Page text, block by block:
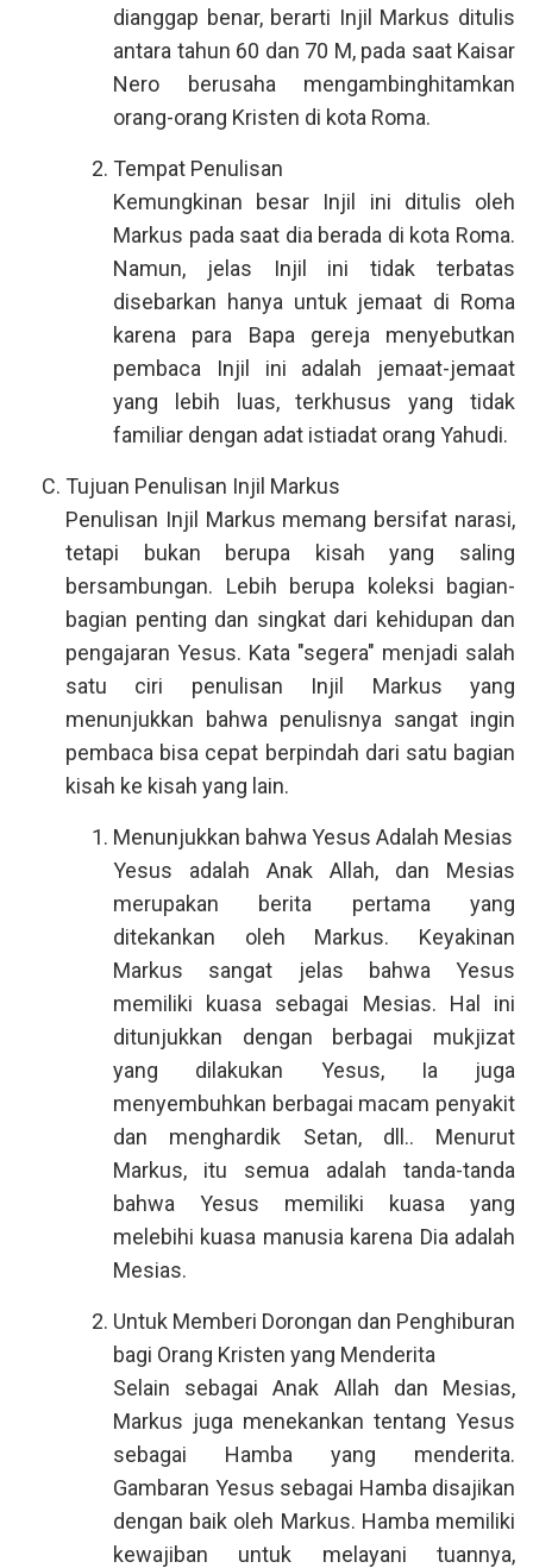
dianggap benar, berarti Injil Markus ditulis
antara tahun 60 dan 70 M, pada saat Kaisar
Nero berusaha mengambinghitamkan
orang-orang Kristen di kota Roma.
Tempat Penulisan
Kemungkinan besar Injil ini ditulis oleh
Markus pada saat dia berada di kota Roma.
Namun, jelas Injil ini tidak terbatas
disebarkan hanya untuk jemaat di Roma
karena para Bapa gereja menyebutkan
pembaca Injil ini adalah jemaat-jemaat
yang lebih luas, terkhusus yang tidak
familiar dengan adat istiadat orang Yahudi.
Tujuan Penulisan Injil Markus
Penulisan Injil Markus memang bersifat narasi,
tetapi bukan berupa kisah yang saling
bersambungan. Lebih berupa koleksi bagian-
bagian penting dan singkat dari kehidupan dan
pengajaran Yesus. Kata "segera" menjadi salah
satu ciri penulisan Injil Markus yang
menunjukkan bahwa penulisnya sangat ingin
pembaca bisa cepat berpindah dari satu bagian
kisah ke kisah yang lain.
Menunjukkan bahwa Yesus Adalah Mesias
Yesus adalah Anak Allah, dan Mesias
merupakan berita pertama yang
ditekankan oleh Markus. Keyakinan
Markus sangat jelas bahwa Yesus
memiliki kuasa sebagai Mesias. Hal ini
ditunjukkan dengan berbagai mukjizat
yang dilakukan Yesus, Ia juga
menyembuhkan berbagai macam penyakit
dan menghardik Setan, dll.. Menurut
Markus, itu semua adalah tanda-tanda
bahwa Yesus memiliki kuasa yang
melebihi kuasa manusia karena Dia adalah
Mesias.
Untuk Memberi Dorongan dan Penghiburan
bagi Orang Kristen yang Menderita
Selain sebagai Anak Allah dan Mesias,
Markus juga menekankan tentang Yesus
sebagai Hamba yang menderita.
Gambaran Yesus sebagai Hamba disajikan
dengan baik oleh Markus. Hamba memiliki
kewajiban untuk melayani tuannya,